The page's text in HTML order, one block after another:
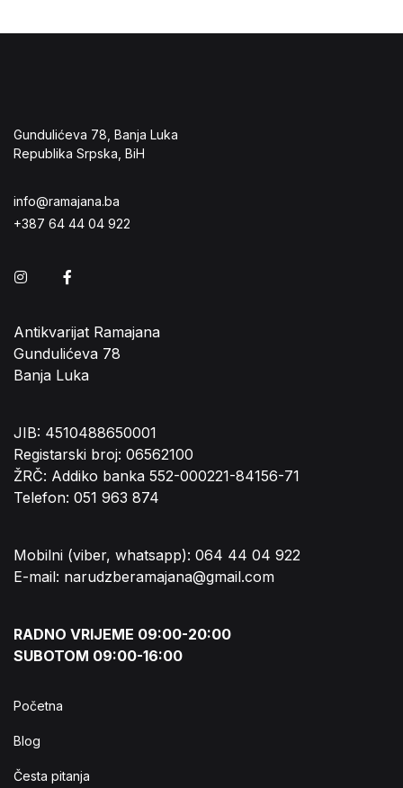
Gundulićeva 78, Banja Luka
Republika Srpska, BiH
info@ramajana.ba
+387 64 44 04 922
Instagram
Antikvarijat Ramajana
Gundulićeva 78
Banja Luka
JIB: 4510488650001
Registarski broj: 06562100
ŽRČ: Addiko banka 552-000221-84156-71
Telefon: 051 963 874
Mobilni (viber, whatsapp): 064 44 04 922
E-mail: narudzberamajana@gmail.com
RADNO VRIJEME 09:00-20:00
SUBOTOM 09:00-16:00
Početna
Blog
Česta pitanja